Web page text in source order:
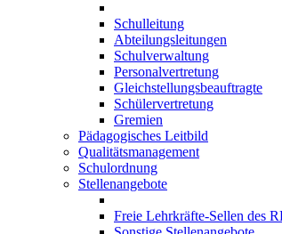
Schulleitung
Abteilungsleitungen
Schulverwaltung
Personalvertretung
Gleichstellungsbeauftragte
Schülervertretung
Gremien
Pädagogisches Leitbild
Qualitätsmanagement
Schulordnung
Stellenangebote
Freie Lehrkräfte-Sellen des